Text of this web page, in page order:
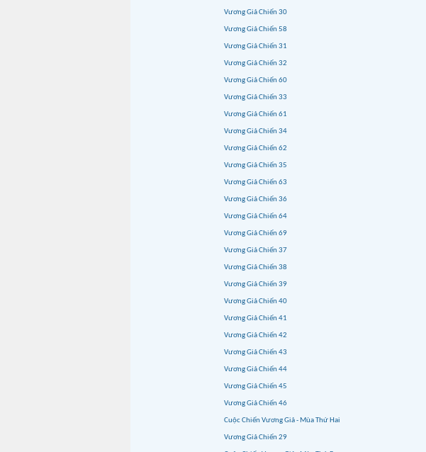
Vương Giả Chiến 30
Vương Giả Chiến 58
Vương Giả Chiến 31
Vương Giả Chiến 32
Vương Giả Chiến 60
Vương Giả Chiến 33
Vương Giả Chiến 61
Vương Giả Chiến 34
Vương Giả Chiến 62
Vương Giả Chiến 35
Vương Giả Chiến 63
Vương Giả Chiến 36
Vương Giả Chiến 64
Vương Giả Chiến 69
Vương Giả Chiến 37
Vương Giả Chiến 38
Vương Giả Chiến 39
Vương Giả Chiến 40
Vương Giả Chiến 41
Vương Giả Chiến 42
Vương Giả Chiến 43
Vương Giả Chiến 44
Vương Giả Chiến 45
Vương Giả Chiến 46
Cuộc Chiến Vương Giả - Mùa Thứ Hai
Vương Giả Chiến 29